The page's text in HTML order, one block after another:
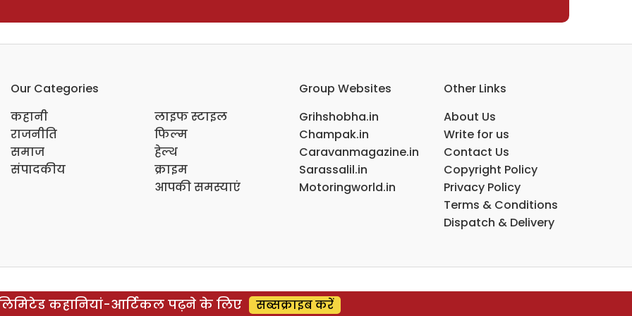
Our Categories
कहानी
राजनीति
समाज
संपादकीय
लाइफ स्टाइल
फिल्म
हेल्थ
क्राइम
आपकी समस्याएं
Group Websites
Grihshobha.in
Champak.in
Caravanmagazine.in
Sarassalil.in
Motoringworld.in
Other Links
About Us
Write for us
Contact Us
Copyright Policy
Privacy Policy
Terms & Conditions
Dispatch & Delivery
कहानियां-आर्टिकल पढ़ने के लिए सब्सक्राइब करें